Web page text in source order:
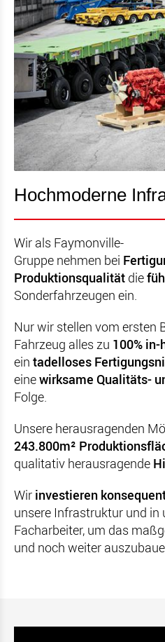
Hochmoderne
Wir als Faymonville-
Gruppe nehmen bei
Produktionsqualität die
Sonderfahrzeugen ein.
Nur wir stellen vom ersten
Fahrzeug alles zu 100% in-
ein tadelloses
einewirksame Qualitäts-
Folge.
Unsere herausragenden
243.800m²
qualitativ herausragende
Wir investieren
unsere Infrastruktur und in
Facharbeiter, um das
und noch weiter